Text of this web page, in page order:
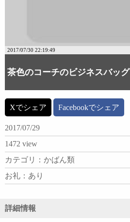
2017/07/30 22:19:49
茶色のコーチのビジネスバッグ
Xでシェア Facebookでシェア
2017/07/29
1472 view
カテゴリ：かばん類
お礼：あり
詳細情報